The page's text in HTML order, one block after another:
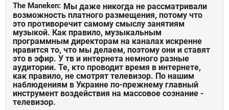
The Maneken: Мы даже никогда не рассматривали
возможность платного размещения, потому что
это противоречит самому смыслу занятиям
музыкой. Как правило, музыкальным
программным директорам на каналах искренне
нравится то, что мы делаем, поэтому они и ставят
это в эфир. У тв и интернета немного разные
аудитории. Те, кто проводит время в интернете,
как правило, не смотрят телевизор. По нашим
наблюдениям в Украине по-прежнему главный
инструмент воздействия на массовое сознание -
телевизор.